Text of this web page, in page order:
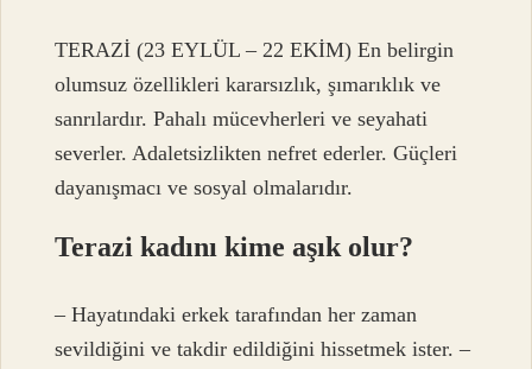
TERAZİ (23 EYLÜL – 22 EKİM) En belirgin
olumsuz özellikleri kararsızlık, şımarıklık ve
sanrılardır. Pahalı mücevherleri ve seyahati
severler. Adaletsizlikten nefret ederler. Güçleri
dayanışmacı ve sosyal olmalarıdır.
Terazi kadını kime aşık olur?
– Hayatındaki erkek tarafından her zaman
sevildiğini ve takdir edildiğini hissetmek ister. –